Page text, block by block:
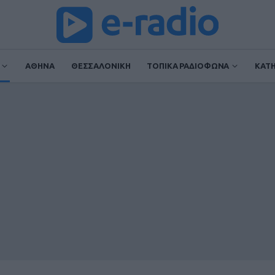
ΑΘΗΝΑ ΘΕΣΣΑΛΟΝΙΚΗ ΤΟΠΙΚΑ ΡΑΔΙΟΦΩΝΑ